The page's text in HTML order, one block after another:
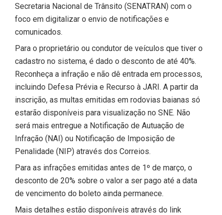
Secretaria Nacional de Trânsito (SENATRAN) com o
foco em digitalizar o envio de notificações e
comunicados.
Para o proprietário ou condutor de veículos que tiver o
cadastro no sistema, é dado o desconto de até 40%.
Reconheça a infração e não dê entrada em processos,
incluindo Defesa Prévia e Recurso à JARI. A partir da
inscrição, as multas emitidas em rodovias baianas só
estarão disponíveis para visualização no SNE. Não
será mais entregue a Notificação de Autuação de
Infração (NAI) ou Notificação de Imposição de
Penalidade (NIP) através dos Correios.
Para as infrações emitidas antes de 1º de março, o
desconto de 20% sobre o valor a ser pago até a data
de vencimento do boleto ainda permanece.
Mais detalhes estão disponíveis através do link